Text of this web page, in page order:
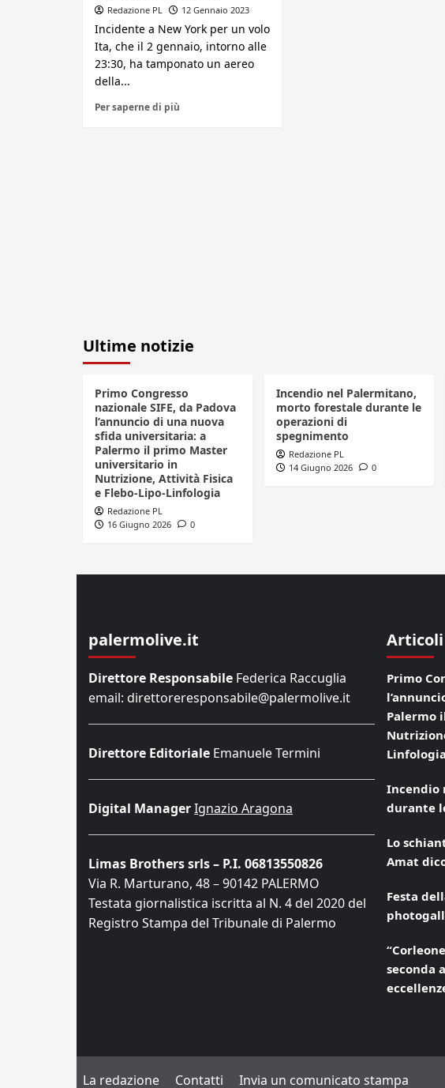
Redazione PL 12 Gennaio 2023
Incidente a New York per un volo
Ita, che il 2 gennaio, intorno alle
23:30, ha tamponato un aereo
della...
Per saperne di più
Ultime notizie
Primo Congresso
nazionale SIFE, da Padova
l’annuncio di una nuova
sfida universitaria: a
Palermo il primo Master
universitario in
Nutrizione, Attività Fisica
e Flebo-Lipo-Linfologia
Redazione PL
16 Giugno 2026
0
Incendio nel Palermitano,
morto forestale durante le
operazioni di
spegnimento
Redazione PL
14 Giugno 2026
0
palermolive.it
Direttore Responsabile Federica Raccuglia
email: direttoreresponsabile@palermolive.it
Direttore Editoriale Emanuele Termini
Digital ManagerIgnazio Aragona
Limas Brothers srls – P.I. 06813550826
Via R. Marturano, 48 – 90142 PALERMO
Testata giornalistica iscritta al N. 4 del 2020 del
Registro Stampa del Tribunale di Palermo
Primo
Palermo
Linfologia
Incendio
durante
Lo
Amat
Festa
seconda
La redazione Contatti Invia un comunicato stampa